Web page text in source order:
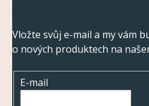
Vložte svůj e-mail a my vám
o nových produktech na
E-mail